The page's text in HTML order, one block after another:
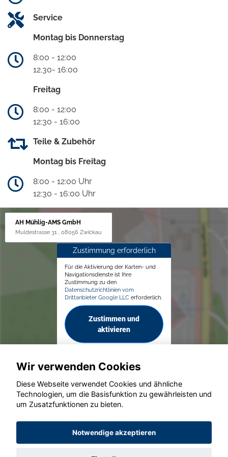
Service
Montag bis Donnerstag
8:00 - 12:00
12.30- 16:00
Freitag
8:00 - 12:00
12:30 - 16:00
Teile & Zubehör
Montag bis Freitag
8:00 - 12:00 Uhr
12:30 - 16:00 Uhr
AH Mühlig-AMS GmbH
Muldestrasse 31 , 08056 Zwickau
Zustimmung erforderlich
Für die Aktivierung der Karten- und
Navigationsdienste ist Ihre
Zustimmung zu den
Datenschutzrichtlinien vom
Drittanbieter Google LLC erforderlich.
Zustimmen und
aktivieren
© konjunkturmotor.de GmbH 2020 - 2026
Wir verwenden Cookies
Diese Webseite verwendet Cookies und ähnliche
Technologien, um die Basisfunktion zu gewährleisten und
um Zusatzfunktionen zu bieten.
Notwendige akzeptieren